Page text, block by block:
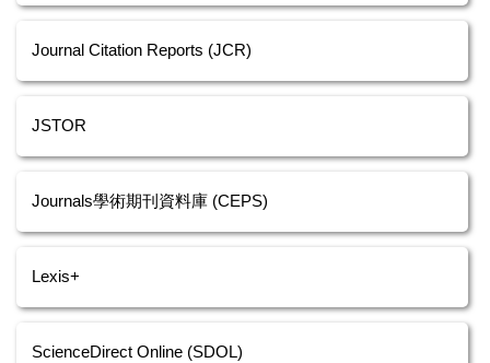
Journal Citation Reports (JCR)
JSTOR
Journals學術期刊資料庫 (CEPS)
Lexis+
ScienceDirect Online (SDOL)